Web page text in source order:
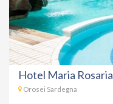
Hotel Maria Rosaria
Orosei Sardegna